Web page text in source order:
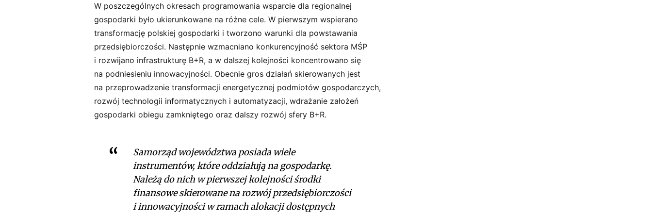
W poszczególnych okresach programowania wsparcie dla regionalnej
gospodarki było ukierunkowane na różne cele. W pierwszym wspierano
transformację polskiej gospodarki i tworzono warunki dla powstawania
przedsiębiorczości. Następnie wzmacniano konkurencyjność sektora MŚP
i rozwijano infrastrukturę B+R, a w dalszej kolejności koncentrowano się
na podniesieniu innowacyjności. Obecnie gros działań skierowanych jest
na przeprowadzenie transformacji energetycznej podmiotów gospodarczych,
rozwój technologii informatycznych i automatyzacji, wdrażanie założeń
gospodarki obiegu zamkniętego oraz dalszy rozwój sfery B+R.
Samorząd województwa posiada wiele
instrumentów, które oddziałują na gospodarkę.
Należą do nich w pierwszej kolejności środki
finansowe skierowane na rozwój przedsiębiorczości
i innowacyjności w ramach alokacji dostępnych